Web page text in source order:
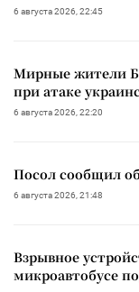
6 августа 2026, 22:45
Мирные жители
при атаке
6 августа 2026, 22:20
Посол сообщил
6 августа 2026, 21:48
Взрывное
микроавтобусе